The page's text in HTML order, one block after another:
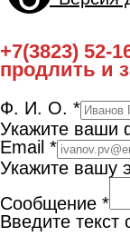
+7(3823) 52-
продлить и
Ф. И. О. *
Укажите ваши
Email *
Укажите вашу
Сообщение *
Введите текст